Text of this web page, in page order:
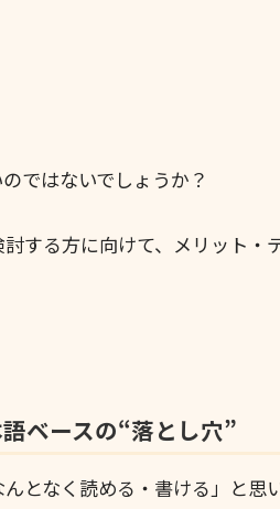
ではないでしょうか？
する方に向けて、メリット・
ベースの“落とし穴”
となく読める・書ける」と思